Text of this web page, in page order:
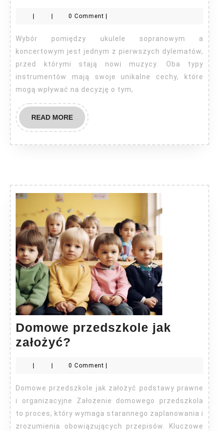
czy
koncertowe?
| | 0 Comment |
Wybór pomiędzy ukulele sopranowym a
koncertowym jest jednym z pierwszych dylematów,
przed którymi stają nowi muzycy. Oba typy
instrumentów mają swoje unikalne cechy, które
mogą wpływać na decyzję o tym,
READ MOREREAD
MORE
Domowe przedszkole jak
założyć?
jak
założyć?
0 Comment
Domowe przedszkole jak założyć podstawy prawne
i organizacyjne Założenie domowego przedszkola
to proces, który wymaga starannego zaplanowania i
zrozumienia obowiązujących przepisów. Kluczowe